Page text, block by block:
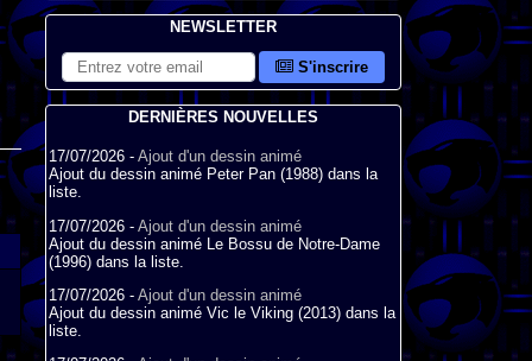
NEWSLETTER
S'inscrire
DERNIÈRES NOUVELLES
17/07/2026 - Ajout d'un dessin animé
Ajout du dessin animé Peter Pan (1988) dans la
liste.
17/07/2026 - Ajout d'un dessin animé
Ajout du dessin animé Le Bossu de Notre-Dame
(1996) dans la liste.
17/07/2026 - Ajout d'un dessin animé
Ajout du dessin animé Vic le Viking (2013) dans la
liste.